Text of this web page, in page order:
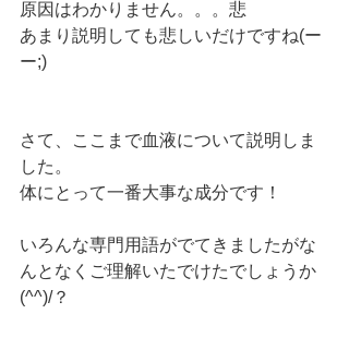
原因はわかりません。。。悲
あまり説明しても悲しいだけですね(ー
ー;)
さて、ここまで血液について説明しま
した。
体にとって一番大事な成分です！
いろんな専門用語がでてきましたがな
んとなくご理解いたでけたでしょうか
(^^)/？